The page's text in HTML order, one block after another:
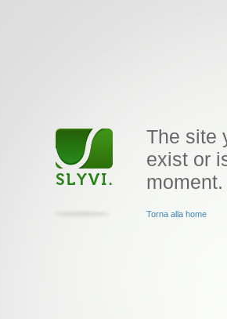
The site
exist or
moment.
Torna alla home